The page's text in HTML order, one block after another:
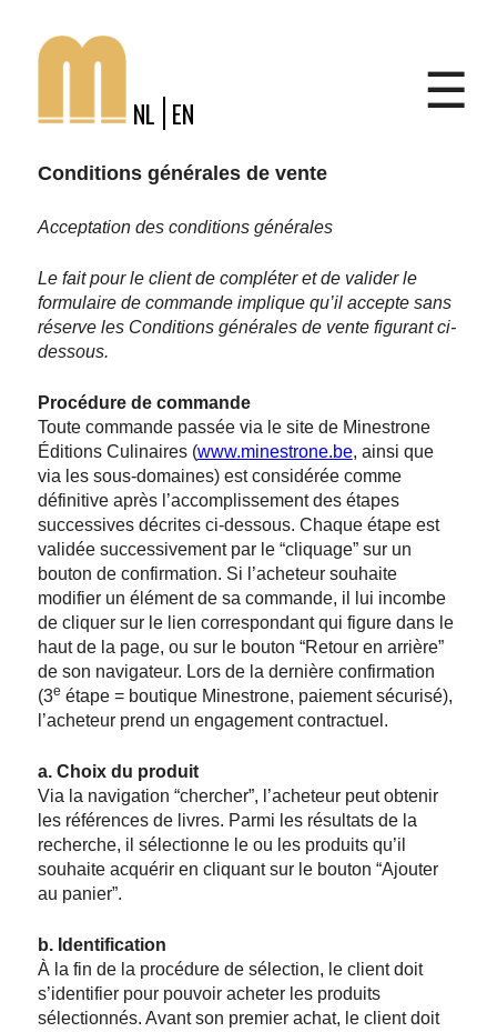
Jump to navigation
NL EN ☰
Conditions générales de vente
Acceptation des conditions générales
Le fait pour le client de compléter et de valider le
formulaire de commande implique qu’il accepte sans
réserve les Conditions générales de vente figurant ci-
dessous.
Procédure de commande
Toute commande passée via le site de Minestrone
Éditions Culinaires (www.minestrone.be, ainsi que
via les sous-domaines) est considérée comme
définitive après l’accomplissement des étapes
successives décrites ci-dessous. Chaque étape est
validée successivement par le “cliquage” sur un
bouton de confirmation. Si l’acheteur souhaite
modifier un élément de sa commande, il lui incombe
de cliquer sur le lien correspondant qui figure dans le
haut de la page, ou sur le bouton “Retour en arrière”
de son navigateur. Lors de la dernière confirmation
(3e étape = boutique Minestrone, paiement sécurisé),
l’acheteur prend un engagement contractuel.
a. Choix du produit
Via la navigation “chercher”, l’acheteur peut obtenir
les références de livres. Parmi les résultats de la
recherche, il sélectionne le ou les produits qu’il
souhaite acquérir en cliquant sur le bouton “Ajouter
au panier”.
b. Identification
À la fin de la procédure de sélection, le client doit
s’identifier pour pouvoir acheter les produits
sélectionnés. Avant son premier achat, le client doit